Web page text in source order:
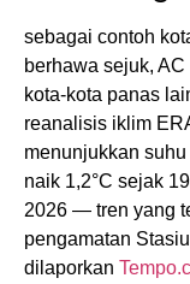
sebagai contoh
berhawa sejuk,
kota-kota panas
reanalisis iklim
menunjukkan
naik 1,2°C sejak
2026 — tren yang
pengamatan
dilaporkan